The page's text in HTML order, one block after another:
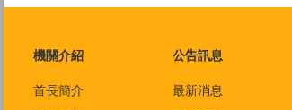
機關介紹
首長簡介
公告訊息
最新消息